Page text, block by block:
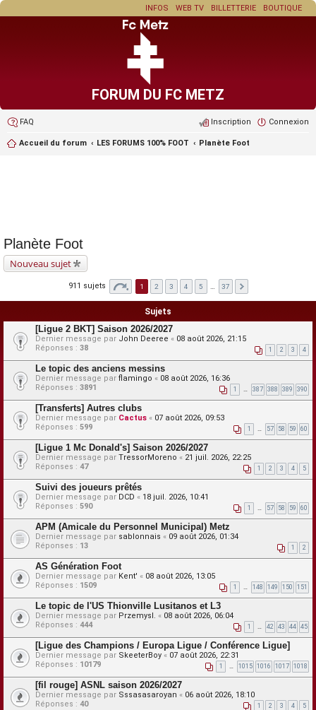
BOUTIQUE
BILLETTERIE
WEB TV
INFOS
FORUM DU FC METZ
FAQ Connexion
Inscription
Accueil du forum LES FORUMS 100% FOOT Planète Foot
Planète Foot
Nouveau sujet
911 sujets 1 2 3 4 5 37
Sujets
[Ligue 2 BKT] Saison 2026/2027
Dernier message par John Deeree « 08 août 2026, 21:15
Réponses : 38 1 2 3 4
Le topic des anciens messins
Dernier message par flamingo « 08 août 2026, 16:36
Réponses : 3891 1 … 387 388 389 390
[Transferts] Autres clubs
Dernier message par Cactus « 07 août 2026, 09:53
Réponses : 599 1 … 57 58 59 60
[Ligue 1 Mc Donald's] Saison 2026/2027
Dernier message par TressorMoreno « 21 juil. 2026, 22:25
Réponses : 47 1 2 3 4 5
Suivi des joueurs prêtés
Dernier message par DCD « 18 juil. 2026, 10:41
Réponses : 590 1 … 57 58 59 60
APM (Amicale du Personnel Municipal) Metz
Dernier message par sablonnais « 09 août 2026, 01:34
Réponses : 13 1 2
AS Génération Foot
Dernier message par Kent' « 08 août 2026, 13:05
Réponses : 1509 1 … 148 149 150 151
Le topic de l'US Thionville Lusitanos et L3
Dernier message par Przemysl. « 08 août 2026, 06:04
Réponses : 444 1 … 42 43 44 45
[Ligue des Champions / Europa Ligue / Conférence Ligue]
Dernier message par SkeeterBoy « 07 août 2026, 22:31
Réponses : 10179 1 … 1015 1016 1017 1018
[fil rouge] ASNL saison 2026/2027
Dernier message par Sssasasaroyan « 06 août 2026, 18:10
Réponses : 40 1 2 3 4 5